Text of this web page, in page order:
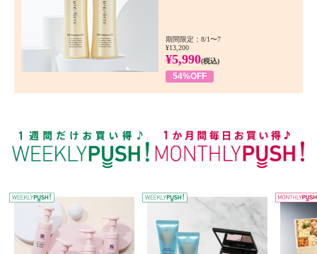
期間限定：8/1〜7
¥13,200
¥5,990(税込)
54%OFF
WEEKLY PUSH